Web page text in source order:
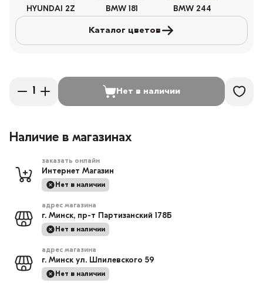
HYUNDAI 2Z BMW 181 BMW 244
Каталог цветов
Нет в наличии
Наличие в магазинах
заказать онлайн
Интернет Магазин
Нет в наличии
адрес магазина
г. Минск, пр-т Партизанский 178Б
Нет в наличии
адрес магазина
г. Минск ул. Шпилевского 59
Нет в наличии